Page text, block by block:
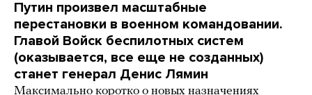
Путин произвел масштабные
перестановки в военном командовании.
Главой Войск беспилотных систем
(оказывается, все еще не созданных)
станет генерал Денис Лямин
Максимально коротко о новых назначениях